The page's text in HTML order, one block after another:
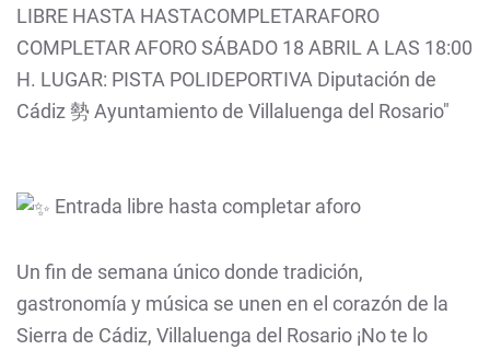
Entrada libre hasta completar aforo
Un fin de semana único donde tradición,
gastronomía y música se unen en el corazón de la
Sierra de Cádiz, Villaluenga del Rosario ¡No te lo